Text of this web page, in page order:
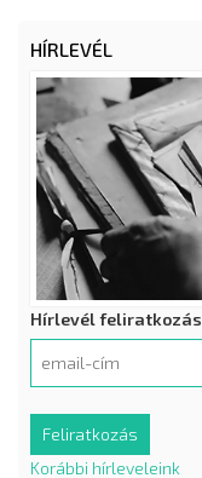
HÍRLEVÉL
Hírlevél feliratkozás
Korábbi hírleveleink